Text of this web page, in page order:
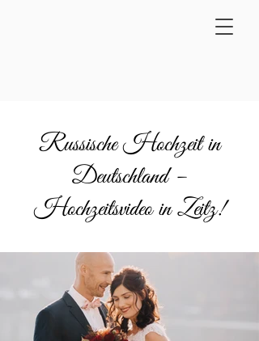
Russische Hochzeit in
Deutschland –
Hochzeitsvideo in Zeitz!